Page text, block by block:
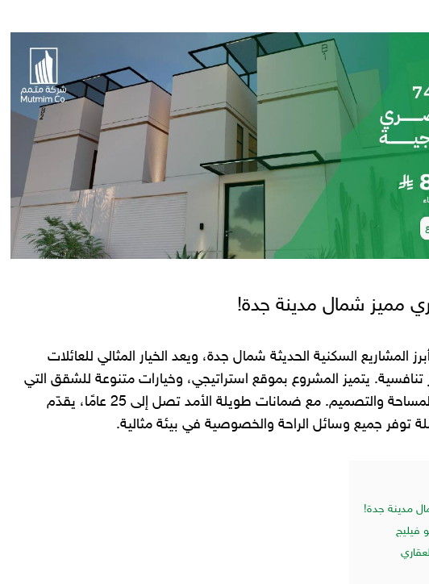
مميز شمال مدينة جدة!
المشاريع السكنية الحديثة شمال جدة، ويعد الخيار المثالي للعائلات
تنافسية. يتميز المشروع بموقع استراتيجي، وخيارات متنوعة للشقق التي
تلبي جميع الاحتياجات، من حيث المساحة والتصميم. مع ضمانات طويلة الأمد تصل إلى 25 عامًا، يقدّم
توفر جميع وسائل الراحة والخصوصية في بيئة مثالية.
مدينة جدة!
فيليج